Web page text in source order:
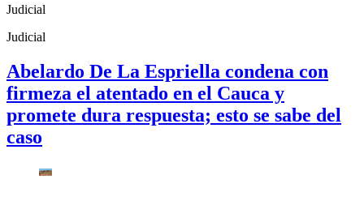
Judicial
Judicial
Abelardo De La Espriella condena con
firmeza el atentado en el Cauca y
promete dura respuesta; esto se sabe del
caso